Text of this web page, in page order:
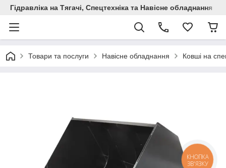
Гідравліка на Тягачі, Спецтехніка та Навісне обладнання
Товари та послуги Навісне обладнання Ковші на
КНОПКА
ЗВ'ЯЗКУ